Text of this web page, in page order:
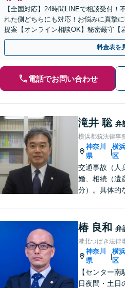
【全国対応】24時間LINEで相談受付！
れた側どちらにも対応！お悩みに真摯
提案【オンライン相談OK】秘密厳守【
料金表を
電話でお問い合わせ
滝井 聡 弁
横浜都筑法律事
神奈川
県
|
横
区
交通事故（人
婚、相続（遺
分）。具体的
たします。
椿 良和 弁
港北つばき法律
神奈川
県
|
横
区
【センター
日夜間・土日